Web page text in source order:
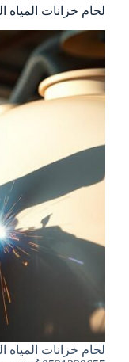
لحام خزانات المياه
لحام خزانات المياه